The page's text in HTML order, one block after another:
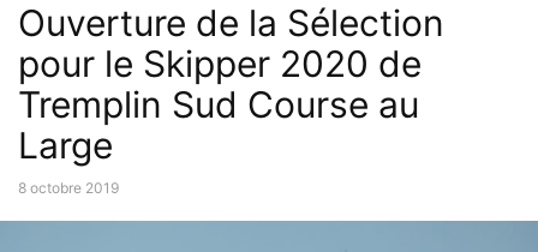
Ouverture de la Sélection
pour le Skipper 2020 de
Tremplin Sud Course au
Large
8 octobre 2019